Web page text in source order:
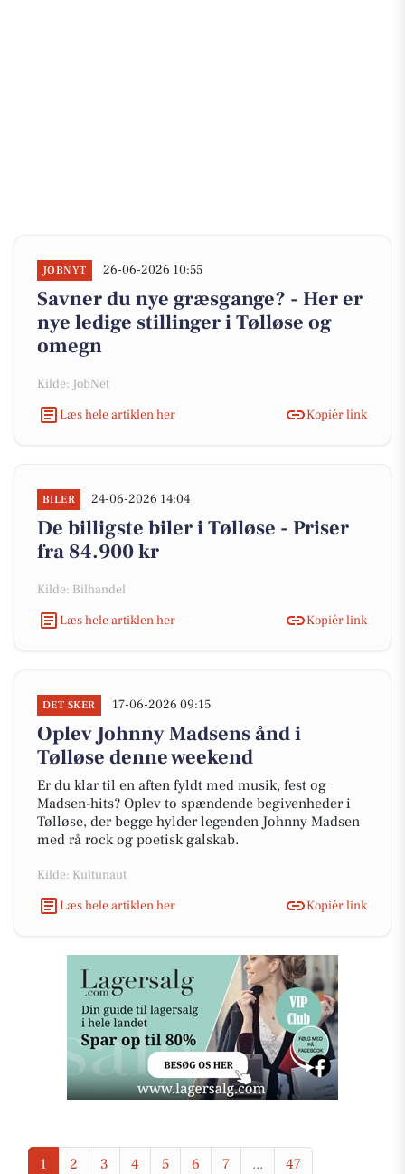
JOBNYT 26-06-2026 10:55
Savner du nye græsgange? - Her er
nye ledige stillinger i Tølløse og
omegn
Kilde: JobNet
Læs hele artiklen her
Kopiér link
BILER 24-06-2026 14:04
De billigste biler i Tølløse - Priser
fra 84.900 kr
Kilde: Bilhandel
Læs hele artiklen her
Kopiér link
DET SKER 17-06-2026 09:15
Oplev Johnny Madsens ånd i
Tølløse denne weekend
Er du klar til en aften fyldt med musik, fest og
Madsen-hits? Oplev to spændende begivenheder i
Tølløse, der begge hylder legenden Johnny Madsen
med rå rock og poetisk galskab.
Kilde: Kultunaut
Læs hele artiklen her
Kopiér link
1 2 3 4 5 6 7 ... 47